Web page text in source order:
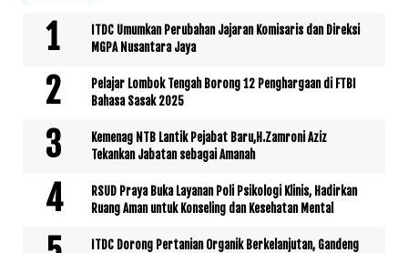
ITDC Umumkan Perubahan Jajaran Komisaris dan Direksi
MGPA Nusantara Jaya
Pelajar Lombok Tengah Borong 12 Penghargaan di FTBI
Bahasa Sasak 2025
Kemenag NTB Lantik Pejabat Baru,H.Zamroni Aziz
Tekankan Jabatan sebagai Amanah
RSUD Praya Buka Layanan Poli Psikologi Klinis, Hadirkan
Ruang Aman untuk Konseling dan Kesehatan Mental
ITDC Dorong Pertanian Organik Berkelanjutan, Gandeng